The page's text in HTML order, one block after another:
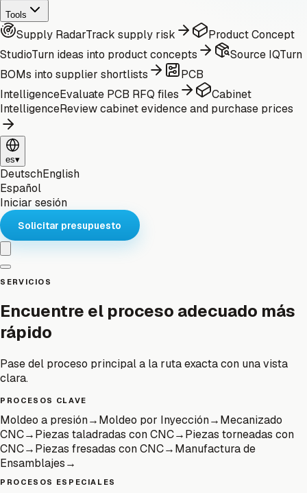
Tools
Supply RadarTrack supply risk
Product Concept
StudioTurn ideas into product concepts Source IQTurn
BOMs into supplier shortlists
PCB
IntelligenceEvaluate PCB RFQ files
Cabinet
IntelligenceReview cabinet evidence and purchase prices
es▾
DeutschEnglish
Español
Iniciar sesión
Solicitar presupuesto
SERVICIOS
Encuentre el proceso adecuado más
rápido
Pase del proceso principal a la ruta exacta con una vista
clara.
PROCESOS CLAVE
Moldeo a presión→Moldeo por Inyección→Mecanizado
CNC→Piezas taladradas con CNC→Piezas torneadas con
CNC→Piezas fresadas con CNC→Manufactura de
Ensamblajes→
PROCESOS ESPECIALES